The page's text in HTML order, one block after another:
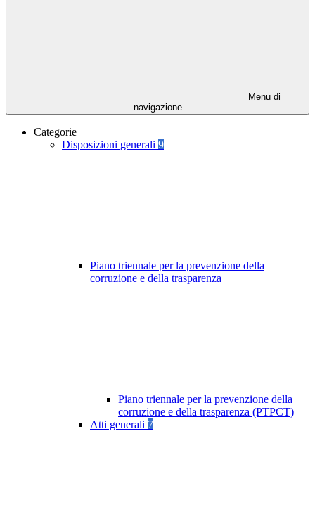
Menu di
navigazione
Categorie
Disposizioni generali 9
Piano triennale per la prevenzione della
corruzione e della trasparenza
Piano triennale per la prevenzione della
corruzione e della trasparenza (PTPCT)
Atti generali 7